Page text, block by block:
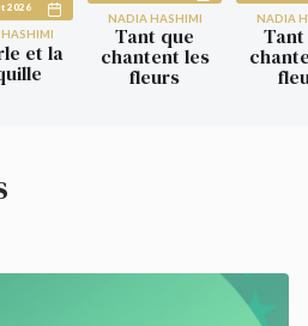
2026
et la
NADIA HASHIMI
Tant que
chantent les
fleurs
NADIA